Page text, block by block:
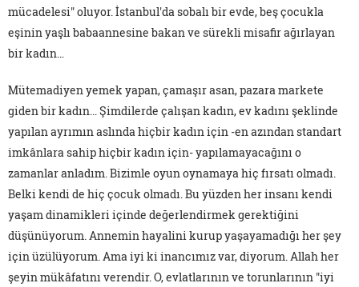
mücadelesi" oluyor. İstanbul'da sobalı bir evde, beş çocukla
eşinin yaşlı babaannesine bakan ve sürekli misafir ağırlayan
bir kadın…
Mütemadiyen yemek yapan, çamaşır asan, pazara markete
giden bir kadın... Şimdilerde çalışan kadın, ev kadını şeklinde
yapılan ayrımın aslında hiçbir kadın için -en azından standart
imkânlara sahip hiçbir kadın için- yapılamayacağını o
zamanlar anladım. Bizimle oyun oynamaya hiç fırsatı olmadı.
Belki kendi de hiç çocuk olmadı. Bu yüzden her insanı kendi
yaşam dinamikleri içinde değerlendirmek gerektiğini
düşünüyorum. Annemin hayalini kurup yaşayamadığı her şey
için üzülüyorum. Ama iyi ki inancımız var, diyorum. Allah her
şeyin mükâfatını verendir. O, evlatlarının ve torunlarının "iyi